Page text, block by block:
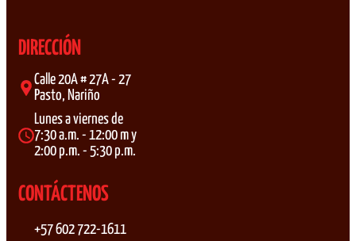
DIRECCIÓN
Calle 20A # 27A - 27
Pasto, Nariño
Lunes a viernes de
7:30 a.m. - 12:00 m y
2:00 p.m. - 5:30 p.m.
CONTÁCTENOS
+57 602 722-1611